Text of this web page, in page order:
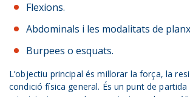
Flexions.
Abdominals i les modalitats de
Burpees o esquats.
L’objectiu principal és millorar la força, la
condició física general. És un punt de